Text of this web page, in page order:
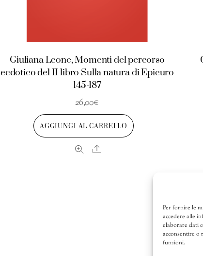
Per fornire le
accedere alle
elaborare dati
acconsentire o
funzioni.
Giuliana Leone, Momenti del percorso
ecdotico del II libro Sulla natura di Epicuro
145-187
26,00€
AGGIUNGI AL CARRELLO
Share